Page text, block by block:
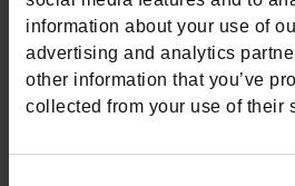
information about your use of
advertising and analytics
other information that you’ve
collected from your use of their
Parmi les différents modèles
Chaussures Maniet ! Luxus, on
femmes vous aurez le choix